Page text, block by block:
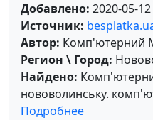
Добавлено: 2020-05-
Источник:
Автор: Комп'ютерний
Регион \ Город:
Найдено:
нововолинську.
Подробнее